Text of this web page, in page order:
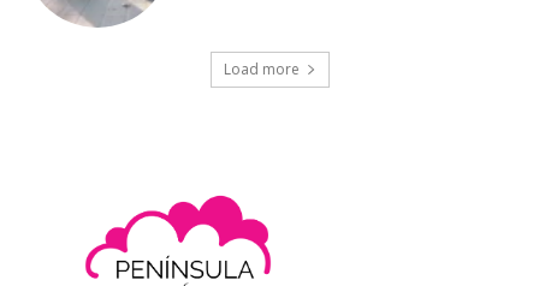
Load more